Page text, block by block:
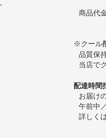
商品代
全
※クール
品質保
当店で
配達時間
お届け
午前中
詳しく